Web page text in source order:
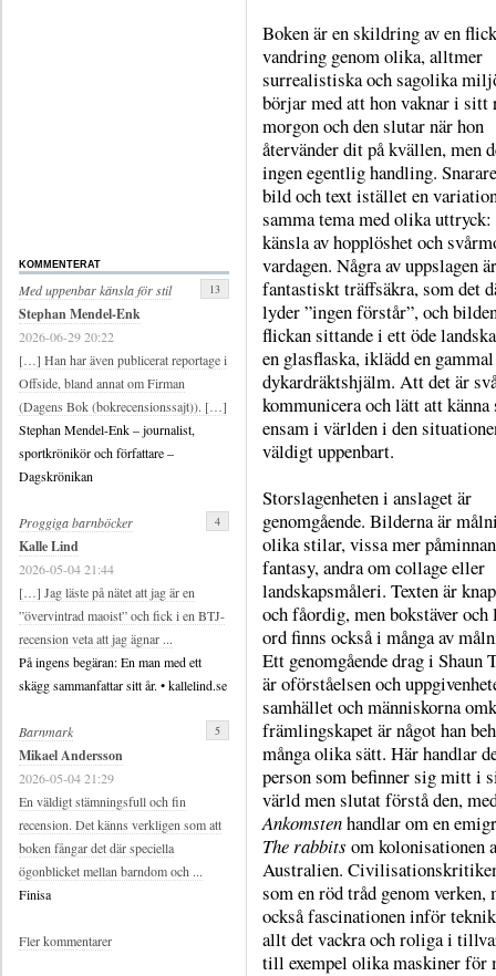
Boken är en skildring av en
vandring genom olika, alltmer
surrealistiska och sagolika
börjar med att hon vaknar i sitt
morgon och den slutar när hon
återvänder dit på kvällen, men
ingen egentlig handling.
bild och text istället en
samma tema med olika uttryck:
känsla av hopplöshet och
vardagen. Några av uppslagen
fantastiskt träffsäkra, som det
lyder ”ingen förstår”, och
flickan sittande i ett öde
en glasflaska, iklädd en gammal
dykardräktshjälm. Att det är
kommunicera och lätt att känna
ensam i världen i den
väldigt uppenbart.
Storslagenheten i anslaget är
genomgående. Bilderna är
olika stilar, vissa mer
fantasy, andra om collage eller
landskapsmåleri. Texten är
och fåordig, men bokstäver och
ord finns också i många av
Ett genomgående drag i Shaun
är oförståelsen och
samhället och människorna
främlingskapet är något han
många olika sätt. Här handlar
person som befinner sig mitt i
värld men slutat förstå den,
Ankomstenhandlar om en
The rabbits om kolonisationen
Australien.
som en röd tråd genom verken,
också fascinationen inför
allt det vackra och roliga i
till exempel olika maskiner för
KOMMENTERAT
Med uppenbar känsla för stil
Stephan Mendel-Enk
2026-06-29 20:22
[…] Han har även publicerat reportage i
Offside, bland annat om Firman
(Dagens Bok (bokrecensionssajt)). […]
Stephan Mendel-Enk – journalist,
sportkrönikör och författare –
Dagskrönikan
13
Proggiga barnböcker
Kalle Lind
2026-05-04 21:44
[…] Jag läste på nätet att jag är en
”övervintrad maoist” och fick i en BTJ-
recension veta att jag ägnar ...
På ingens begäran: En man med ett
skägg sammanfattar sitt år. • kallelind.se
4
Barnmark
Mikael Andersson
2026-05-04 21:29
En väldigt stämningsfull och fin
recension. Det känns verkligen som att
boken fångar det där speciella
ögonblicket mellan barndom och ...
Finisa
5
Fler kommentarer